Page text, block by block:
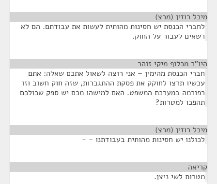
מיכל רוזין (מרצ)
לחברי הכנסת יש חסינות מהותית לעשות את עבודתם. הם לא
רשאים לעבור על החוק.
היו"ר מכלוף מיקי זוהר
חברי הכנסת מהימין – אני רוצה לשאול אתכם שאלה: אתם
עכשיו תרצו לחוקק את פסקת ההתגברות, שזה חוק חשוב וזו
רפורמה במערכת המשפט. האם למישהו מכם יש ספק שכולכם
תהפכו למטרות?
מיכל רוזין (מרצ)
לכולנו יש חסינות מהותית בעבודתנו - -
קריאה
מטרות לשי ניצן.